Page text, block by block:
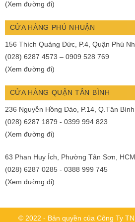
(Xem đường đi)
CỬA HÀNG PHÚ NHUẬN
156 Thích Quảng Đức, P.4, Quận Phú
(028) 6287 4573 – 0909 528 769
(Xem đường đi)
CỬA HÀNG QUẬN TÂN BÌNH
236 Nguyễn Hồng Đào, P.14, Q.Tân Bình
(028) 6287 1879 - 0399 994 823
(Xem đường đi)
63 Phan Huy Ích, Phường Tân Sơn, HCM
(028) 6287 0285 - 0388 999 745
(Xem đường đi)
© 2022 - Bản quyền của Công Ty